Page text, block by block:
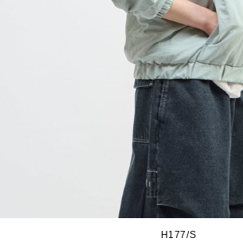
H177/S